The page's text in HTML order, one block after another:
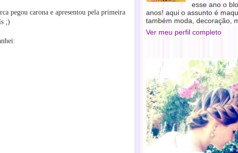
pegou carona e apresentou pela primeira
;)
esse ano o
anos! aqui o assunto é
também moda, decoração,
Ver meu perfil completo